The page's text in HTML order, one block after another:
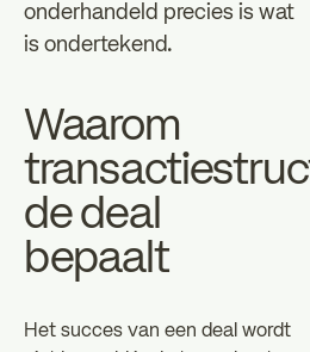
onderhandeld precies is wat
is ondertekend.
Waarom
de deal
bepaalt
Het succes van een deal wordt